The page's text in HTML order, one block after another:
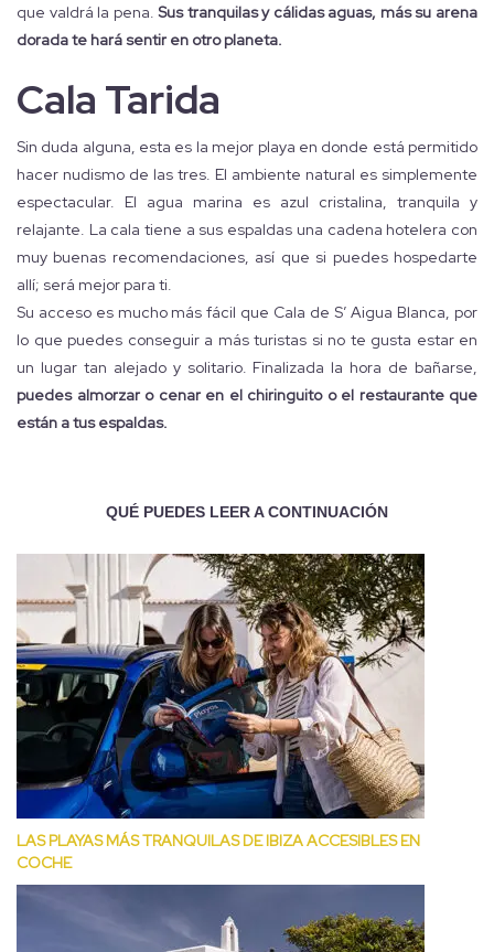
que valdrá la pena.Sus tranquilas y cálidas aguas, más su arena
dorada te hará sentir en otro planeta.
Cala Tarida
Sin duda alguna, esta es la mejor playa en donde está permitido
hacer nudismo de las tres. El ambiente natural es simplemente
espectacular. El agua marina es azul cristalina, tranquila y
relajante. La cala tiene a sus espaldas una cadena hotelera con
muy buenas recomendaciones, así que si puedes hospedarte
allí; será mejor para ti.
Su acceso es mucho más fácil que Cala de S’ Aigua Blanca, por
lo que puedes conseguir a más turistas si no te gusta estar en
un lugar tan alejado y solitario. Finalizada la hora de bañarse,
puedes almorzar o cenar en el chiringuito o el restaurante que
están a tus espaldas.
QUÉ PUEDES LEER A CONTINUACIÓN
LAS PLAYAS MÁS TRANQUILAS DE IBIZA ACCESIBLES EN
COCHE